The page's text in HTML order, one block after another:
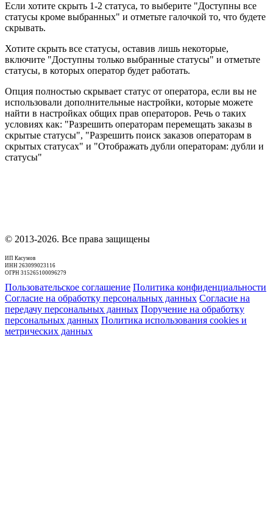
Если хотите скрыть 1-2 статуса, то выберите "Доступны все
статусы кроме выбранных" и отметьте галочкой то, что будете
скрывать.
Хотите скрыть все статусы, оставив лишь некоторые,
включите "Доступны только выбранные статусы" и отметьте
статусы, в которых оператор будет работать.
Опция полностью скрывает статус от оператора, если вы не
использовали дополнительные настройки, которые можете
найти в настройках общих прав операторов. Речь о таких
условиях как: "Разрешить операторам перемещать заказы в
скрытые статусы", "Разрешить поиск заказов операторам в
скрытых статусах" и "Отображать дубли операторам: дубли и
статусы"
© 2013-2026. Все права защищены
ИП Касумов
ИНН 263099023116
ОГРН 315265100096279
Пользовательское соглашение Политика конфиденциальности
Согласие на обработку персональных данных Согласие на
передачу персональных данных Поручение на обработку
персональных данных Политика использования cookies и
метрических данных